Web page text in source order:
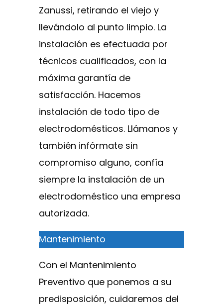
Zanussi, retirando el viejo y
llevándolo al punto limpio. La
instalación es efectuada por
técnicos cualificados, con la
máxima garantía de
satisfacción. Hacemos
instalación de todo tipo de
electrodomésticos. Llámanos y
también infórmate sin
compromiso alguno, confía
siempre la instalación de un
electrodoméstico una empresa
autorizada.
Mantenimiento
Con el Mantenimiento
Preventivo que ponemos a su
predisposición, cuidaremos del